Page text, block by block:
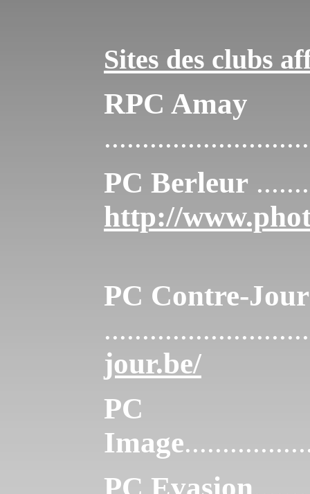
Sites des clubs
RPC Amay
PC Berleur
http://
PC Contre-Jour
jour.be/
PC
Image
PC Evasion